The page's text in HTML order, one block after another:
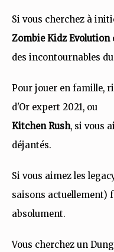
Si vous cherchez à
Zombie Kidz Evolution
des incontournables
Pour jouer en famille,
d'Or expert 2021, ou
Kitchen Rush, si vous
déjantés.
Si vous aimez les
saisons actuellement)
absolument.
Vous cherchez un